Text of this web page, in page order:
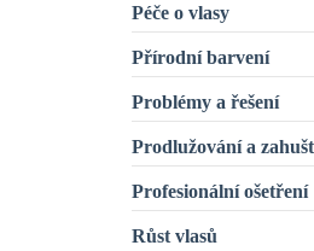
Péče o vlasy
Přírodní barvení
Problémy a řešení
Prodlužování a
Profesionální ošetření
Růst vlasů